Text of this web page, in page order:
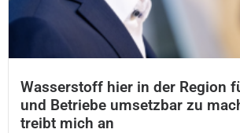
Wasserstoff hier in der Region
und Betriebe umsetzbar zu
treibt mich an